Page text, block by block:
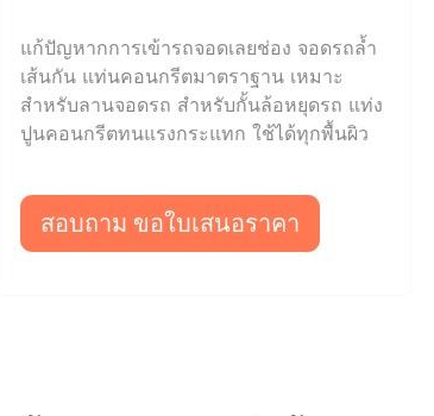
แก้ปัญหากการเข้ารถจอดเลยช่อง จอดรถล้ำ
เส้นกัน แท่นคอนกรีตมาตราฐาน เหมาะ
สำหรับลานจอดรถ สำหรับกั้นล้อหยุดรถ แท่ง
ปูนคอนกรีตทนแรงกระแทก ใช้ได้ทุกพื้นผิว
สอบถาม ขอใบเสนอราคา